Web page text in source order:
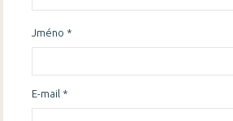
Jméno *
E-mail *